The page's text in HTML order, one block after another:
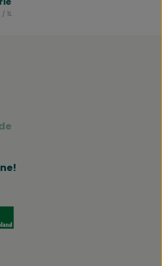
/ 1L
zu https://www.naturland.de/de/
Link zu https://www.bmel.de/